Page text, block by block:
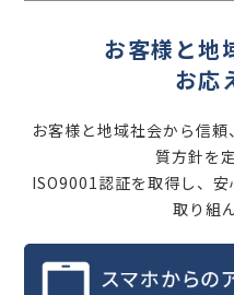
お客様と地
お応
お客様と地域社会から信
質方針を
ISO9001認証を取得し、
取り組